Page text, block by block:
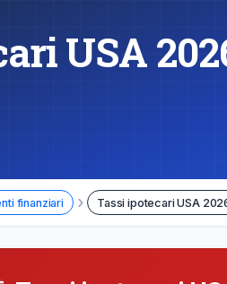
USA
finanziari › Tassi ipotecari USA